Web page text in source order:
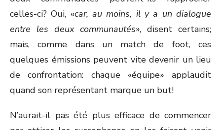
celles-ci? Oui, «car, au moins, il y a un dialogue
entre les deux communautés», disent certains;
mais, comme dans un match de foot, ces
quelques émissions peuvent vite devenir un lieu
de confrontation: chaque «équipe» applaudit
quand son représentant marque un but!
N’aurait-il pas été plus efficace de commencer